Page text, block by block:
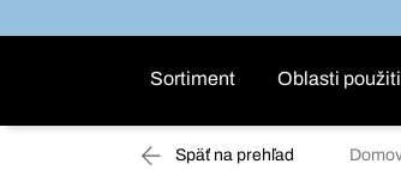
Sortiment Oblasti
Späť na prehľad